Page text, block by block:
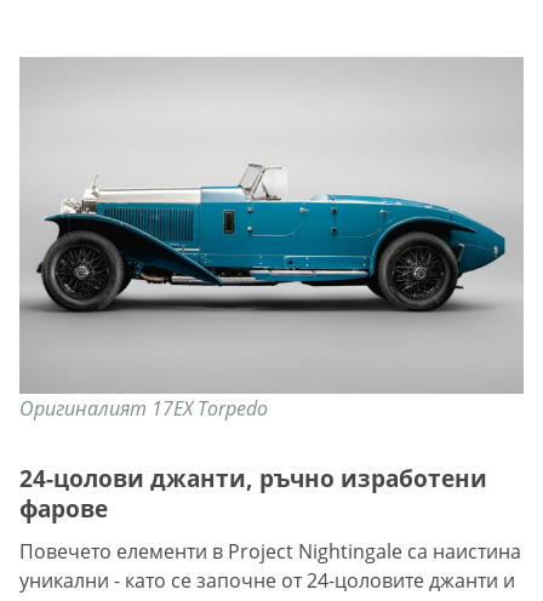
Оригиналият 17EX Torpedo
24-цолови джанти, ръчно изработени
фарове
Повечето елементи в Project Nightingale са наистина
уникални - като се започне от 24-цоловите джанти и